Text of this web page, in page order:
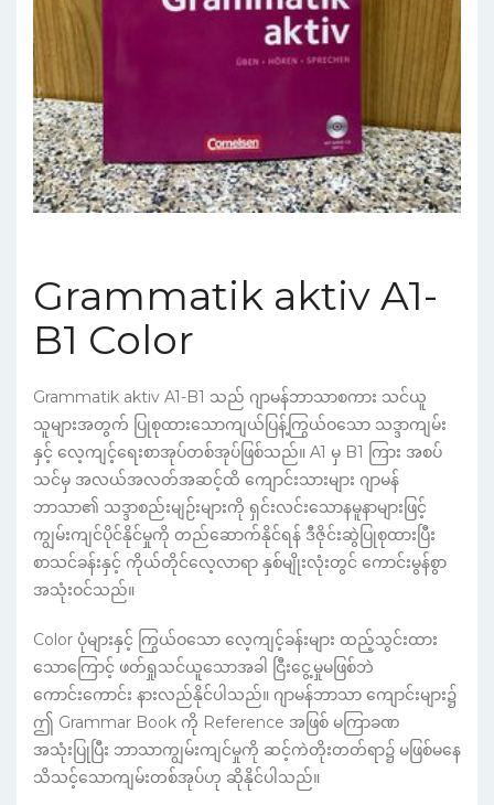
Grammatik aktiv A1-
B1 Color
Grammatik aktiv A1-B1 သည် ဂျာမန်ဘာသာစကား သင်ယူ
သူများအတွက် ပြုစုထားသောကျယ်ပြန့်ကြွယ်ဝသော သဒ္ဒာကျမ်း
နှင့် လေ့ကျင့်ရေးစာအုပ်တစ်အုပ်ဖြစ်သည်။ A1 မှ B1 ကြား အစပ်
သင်မှ အလယ်အလတ်အဆင့်ထိ ကျောင်းသားများ ဂျာမန်
ဘာသာ၏ သဒ္ဒာစည်းမျဉ်းများကို ရှင်းလင်းသောနမူနာများဖြင့်
ကျွမ်းကျင်ပိုင်နိုင်မှုကို တည်ဆောက်နိုင်ရန် ဒီဇိုင်းဆွဲပြုစုထားပြီး
စာသင်ခန်းနှင့် ကိုယ်တိုင်လေ့လာရာ နှစ်မျိုးလုံးတွင် ကောင်းမွန်စွာ
အသုံးဝင်သည်။
Color ပုံများနှင့် ကြွယ်ဝသော လေ့ကျင့်ခန်းများ ထည့်သွင်းထား
သောကြောင့် ဖတ်ရှုသင်ယူသောအခါ ငြီးငွေ့မှုမဖြစ်ဘဲ
ကောင်းကောင်း နားလည်နိုင်ပါသည်။ ဂျာမန်ဘာသာ ကျောင်းများ၌
ဤ Grammar Book ကို Reference အဖြစ် မကြာခဏ
အသုံးပြုပြီး ဘာသာကျွမ်းကျင်မှုကို ဆင့်ကဲတိုးတတ်ရာ၌ မဖြစ်မနေ
သိသင့်သောကျမ်းတစ်အုပ်ဟု ဆိုနိုင်ပါသည်။